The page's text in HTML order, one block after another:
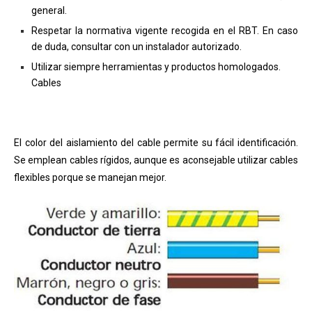
general.
Respetar la normativa vigente recogida en el RBT. En caso
de duda, consultar con un instalador autorizado.
Utilizar siempre herramientas y productos homologados.
Cables
El color del aislamiento del cable permite su fácil identificación.
Se emplean cables rígidos, aunque es aconsejable utilizar cables
flexibles porque se manejan mejor.